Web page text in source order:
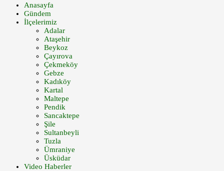
Anasayfa
Gündem
İlçelerimiz
Adalar
Ataşehir
Beykoz
Çayırova
Çekmeköy
Gebze
Kadıköy
Kartal
Maltepe
Pendik
Sancaktepe
Şile
Sultanbeyli
Tuzla
Ümraniye
Üsküdar
Video Haberler